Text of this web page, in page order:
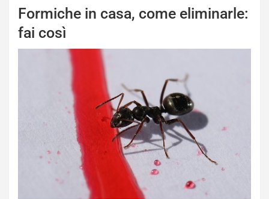
Formiche in casa, come eliminarle:
fai così